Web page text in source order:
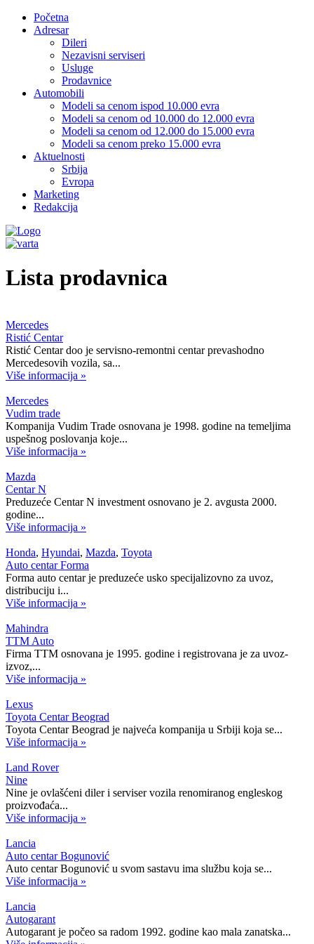
Početna
Adresar
Dileri
Nezavisni serviseri
Usluge
Prodavnice
Automobili
Modeli sa cenom ispod 10.000 evra
Modeli sa cenom od 10.000 do 12.000 evra
Modeli sa cenom od 12.000 do 15.000 evra
Modeli sa cenom preko 15.000 evra
Aktuelnosti
Srbija
Evropa
Marketing
Redakcija
Lista prodavnica
Mercedes
Ristić Centar
Ristić Centar doo je servisno-remontni centar prevashodno
Mercedesovih vozila, sa...
Više informacija »
Mercedes
Vudim trade
Kompanija Vudim Trade osnovana je 1998. godine na temeljima
uspešnog poslovanja koje...
Više informacija »
Mazda
Centar N
Preduzeće Centar N investment osnovano je 2. avgusta 2000.
godine...
Više informacija »
Honda, Hyundai, Mazda, Toyota
Auto centar Forma
Forma auto centar je preduzeće usko specijalizovno za uvoz,
distribuciju i...
Više informacija »
Mahindra
TTM Auto
Firma TTM osnovana je 1995. godine i registrovana je za uvoz-
izvoz,...
Više informacija »
Lexus
Toyota Centar Beograd
Toyota Centar Beograd je najveća kompanija u Srbiji koja se...
Više informacija »
Land Rover
Nine
Nine je ovlašćeni diler i serviser vozila renomiranog engleskog
proizvođaća...
Više informacija »
Lancia
Auto centar Bogunović
Auto centar Bogunović u svom sastavu ima službu koja se...
Više informacija »
Lancia
Autogarant
Autogarant je počeo sa radom 1992. godine kao mala zanatska...